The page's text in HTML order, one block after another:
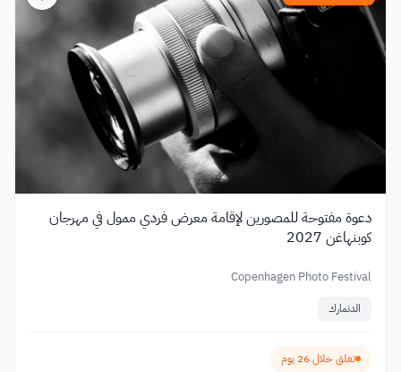
دعوة مفتوحة للمصورين لإقامة معرض فردي ممول في مهرجان
كوبنهاغن 2027
Copenhagen Photo Festival
الدنمارك
تغلق خلال 26 يوم